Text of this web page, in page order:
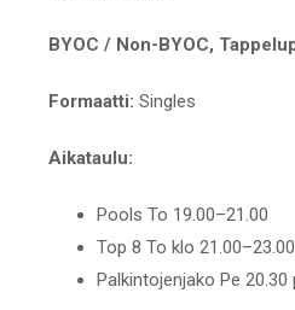
BYOC / Non-BYOC,
Formaatti: Singles
Aikataulu:
Pools To 19.00–21.00
Top 8 To klo 21.00–23.00
Palkintojenjako Pe